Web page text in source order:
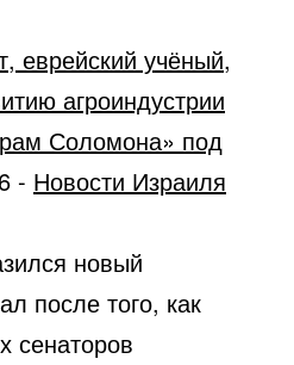
еврейский учёный,
агроиндустрии
Соломона» под
- Новости Израиля
новый
после того, как
сенаторов